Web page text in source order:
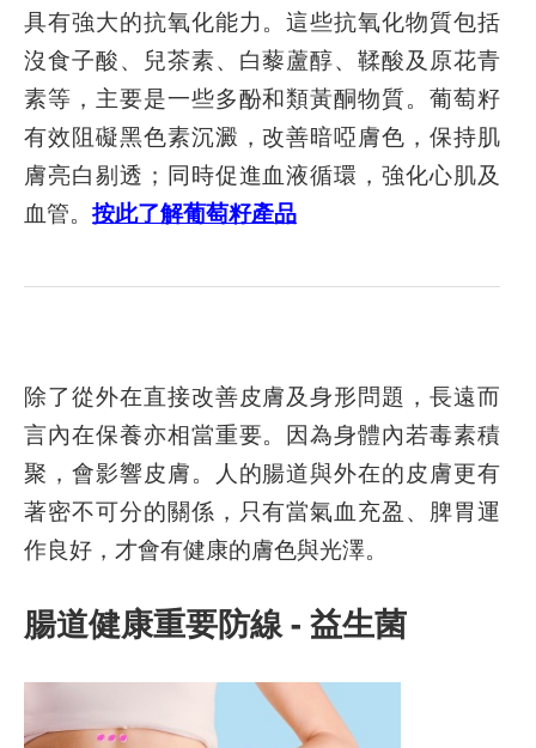
具有強大的抗氧化能力。這些抗氧化物質包括
沒食子酸、兒茶素、白藜蘆醇、鞣酸及原花青
素等，主要是一些多酚和類黃酮物質。葡萄籽
有效阻礙黑色素沉澱，改善暗啞膚色，保持肌
膚亮白剔透；同時促進血液循環，強化心肌及
血管。 按此了解葡萄籽產品
除了從外在直接改善皮膚及身形問題，長遠而
言內在保養亦相當重要。因為身體內若毒素積
聚，會影響皮膚。人的腸道與外在的皮膚更有
著密不可分的關係，只有當氣血充盈、脾胃運
作良好，才會有健康的膚色與光澤。
腸道健康重要防線 - 益生菌